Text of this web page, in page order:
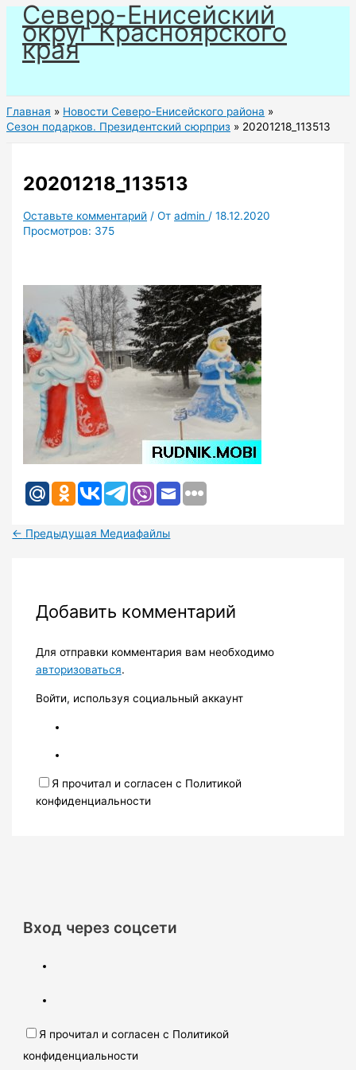
Перейти
содержимому
Северо-Енисейский
округ Красноярского
края
Главная
Новости Северо-Енисейского района
Сезон подарков. Президентский сюрприз
20201218_113513
20201218_113513
Оставьте комментарий / Отadmin /18.12.2020
Просмотров: 375
← Предыдущая Медиафайлы
Добавить комментарий
Для отправки комментария вам необходимо
авторизоваться.
Войти, используя социальный аккаунт
Я прочитал и согласен с Политикой
конфиденциальности
Вход через соцсети
Я прочитал и согласен с Политикой
конфиденциальности